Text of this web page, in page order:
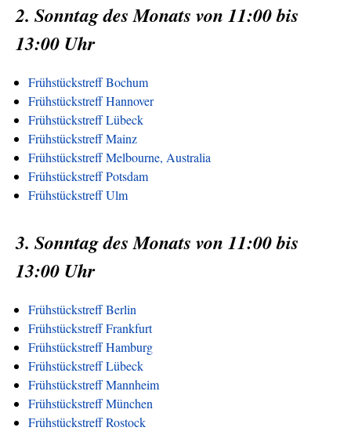
2. Sonntag des Monats von 11:00 bis
13:00 Uhr
Frühstückstreff Bochum
Frühstückstreff Hannover
Frühstückstreff Lübeck
Frühstückstreff Mainz
Frühstückstreff Melbourne, Australia
Frühstückstreff Potsdam
Frühstückstreff Ulm
3. Sonntag des Monats von 11:00 bis
13:00 Uhr
Frühstückstreff Berlin
Frühstückstreff Frankfurt
Frühstückstreff Hamburg
Frühstückstreff Lübeck
Frühstückstreff Mannheim
Frühstückstreff München
Frühstückstreff Rostock